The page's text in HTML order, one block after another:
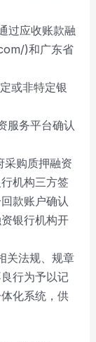
应收账款融
)和广东省
或非特定银
务平台确认
购质押融资
机构三方签
款账户确认
银行机构开
关法规、规章
行为予以记
化系统，供